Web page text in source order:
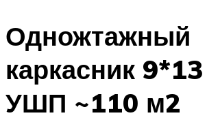
Одножтажный
каркасник
УШП ~110 м2